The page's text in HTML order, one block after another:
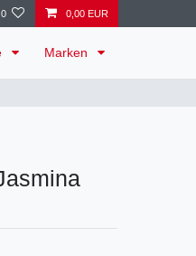
0 0,00 EUR
Marken